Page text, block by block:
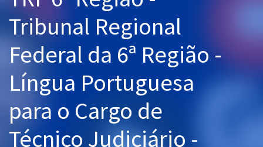
Graduação
Mentorias
Questões grátis
Conteúdo gratuito
Tribunal Regional
Federal da 6ª Região -
Língua Portuguesa
para o Cargo de
Técnico Judiciário -